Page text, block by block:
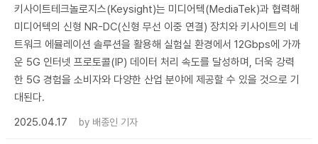
키사이트테크놀로지스(Keysight)는 미디어텍(MediaTek)과 협력해
미디어텍의 신형 NR-DC(신형 무선 이중 연결) 장치와 키사이트의 네
트워크 에뮬레이션 솔루션을 활용해 실험실 환경에서 12Gbps에 가까
운 5G 인터넷 프로토콜(IP) 데이터 처리 속도를 달성하며, 더욱 강력
한 5G 경험을 소비자와 다양한 산업 분야에 제공할 수 있을 것으로 기
대된다.
2025.04.17
by 배종인 기자